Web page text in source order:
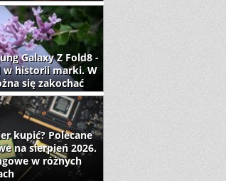
Galaxy Z Fold8 -
w historii marki. W
się zakochać
kupić? Polecane
na sierpień 2026.
w różnych